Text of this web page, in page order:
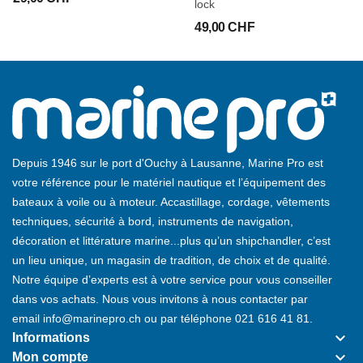
extensible est le modèle choisi par les navigateurs qui portent
régulièrement leur harnais.
lock
49,00 CHF
Depuis 1946 sur le port d'Ouchy à Lausanne, Marine Pro est
votre référence pour le matériel nautique et l’équipement des
bateaux à voile ou à moteur. Accastillage, cordage, vêtements
techniques, sécurité à bord, instruments de navigation,
décoration et littérature marine...plus qu’un shipchandler, c’est
un lieu unique, un magasin de tradition, de choix et de qualité.
Notre équipe d’experts est à votre service pour vous conseiller
dans vos achats. Nous vous invitons à nous contacter par
email info@marinepro.ch ou par téléphone 021 616 41 81
Informations keyboard_arrow_down
Mon compte keyboard_arrow_down